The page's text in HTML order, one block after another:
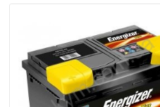
у Viber / Telegram (093) 600-51-